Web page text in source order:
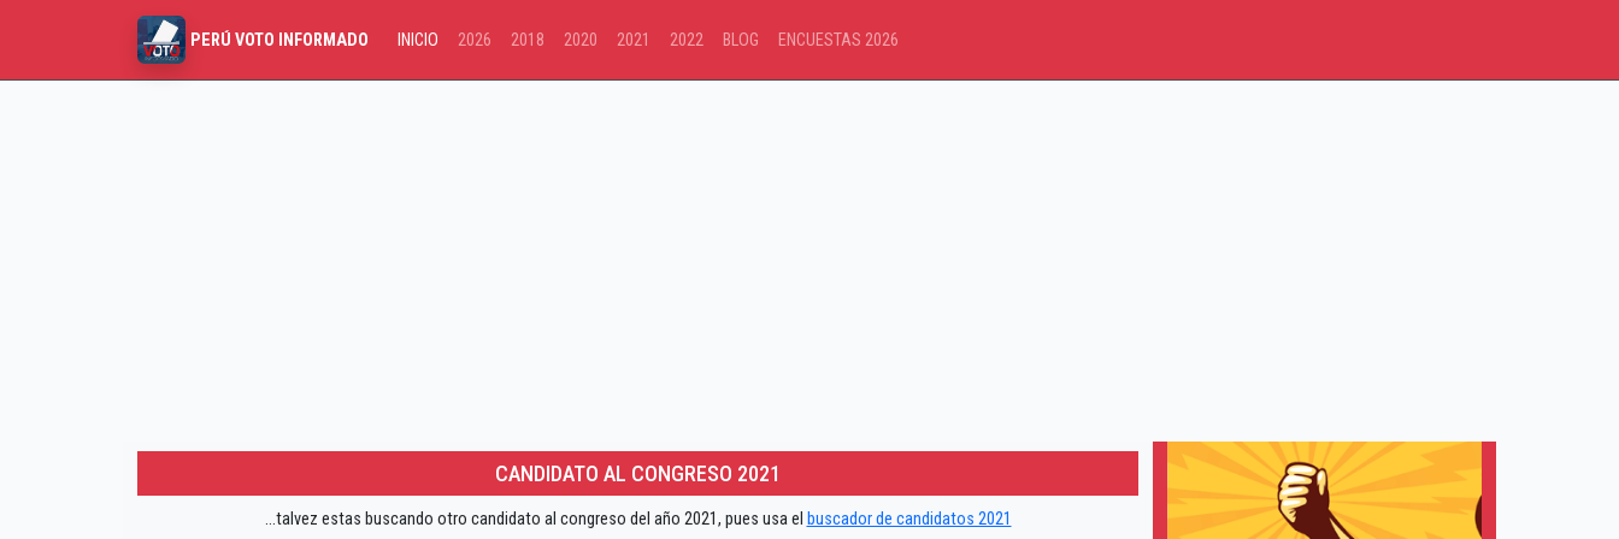
PERÚ VOTO INFORMADO INICIO 2026 2018 2020 2021 2022 BLOG ENCUESTAS 2026
CANDIDATO AL CONGRESO 2021
...talvez estas buscando otro candidato al congreso del año 2021, pues usa el buscador de candidatos 2021